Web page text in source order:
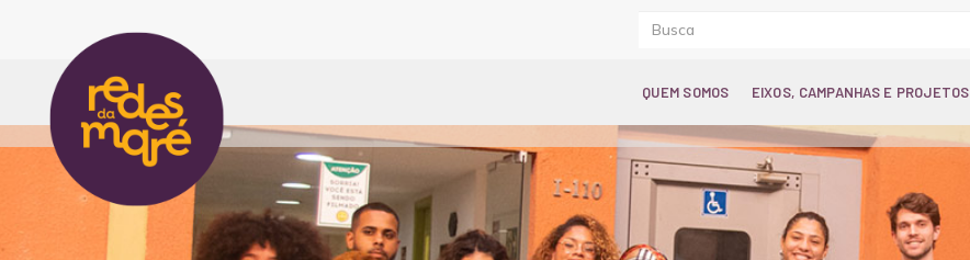
QUEM SOMOS EIXOS, CAMPANHAS E PROJETOS